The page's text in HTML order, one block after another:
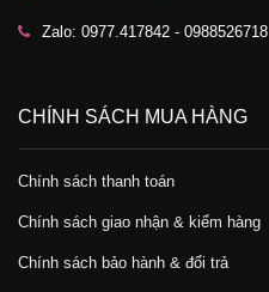
Zalo: 0977.417842 - 0988526718
CHÍNH SÁCH MUA HÀNG
Chính sách thanh toán
Chính sách giao nhận & kiểm hàng
Chính sách bảo hành & đổi trả